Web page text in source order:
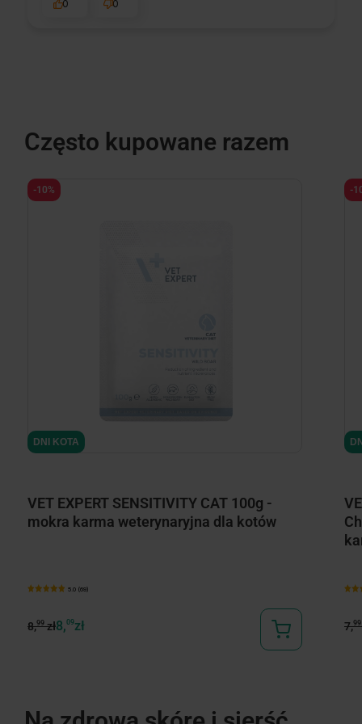
0
0
Często kupowane razem
DNI KOTA
VET EXPERT SENSITIVITY CAT 100g -
mokra karma weterynaryjna dla kotów
5.0 (69)
8,99zł8,09zł
-10%
7,99
-